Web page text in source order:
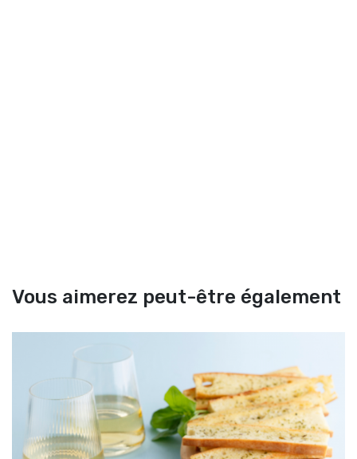
Vous aimerez peut-être également